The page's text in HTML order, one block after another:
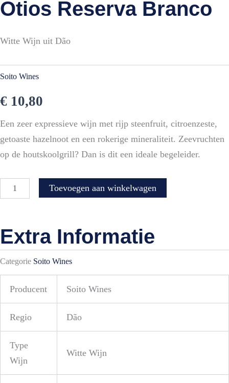
Otios Reserva Branco
Witte Wijn uit Dão
Soito Wines
€ 10,80
Een zeer expressieve wijn met rijp steenfruit, citroenzeste,
getoaste hazelnoot en een rokerige mineraliteit. Zeevruchten
op de houtskoolgrill? Dan is dit een ideale begeleider.
Reserva
Toevoegen aan winkelwagen
Extra Informatie
Categorie Soito Wines
Producent Soito Wines
Regio Dão
Type
Wijn
Witte Wijn